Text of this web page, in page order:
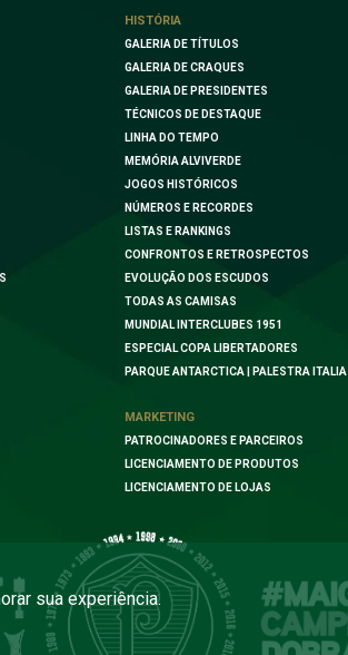
HISTÓRIA
GALERIA DE TÍTULOS
GALERIA DE CRAQUES
GALERIA DE PRESIDENTES
TÉCNICOS DE DESTAQUE
LINHA DO TEMPO
MEMÓRIA ALVIVERDE
JOGOS HISTÓRICOS
NÚMEROS E RECORDES
LISTAS E RANKINGS
CONFRONTOS E RETROSPECTOS
EVOLUÇÃO DOS ESCUDOS
TODAS AS CAMISAS
MUNDIAL INTERCLUBES 1951
ESPECIAL COPA LIBERTADORES
PARQUE ANTARCTICA | PALESTRA ITALIA
MARKETING
PATROCINADORES E PARCEIROS
LICENCIAMENTO DE PRODUTOS
LICENCIAMENTO DE LOJAS
sua experiência.